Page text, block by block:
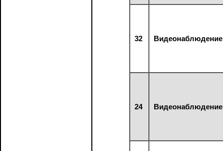
32 Видеонаблюдение
24 Видеонаблюдение